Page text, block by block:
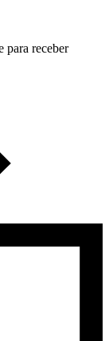
para receber